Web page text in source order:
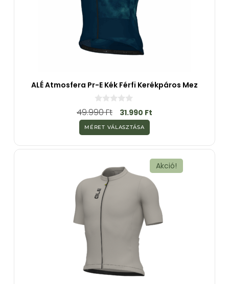
ALÉ Atmosfera Pr-E Kék Férfi Kerékpáros Mez
0
a
5
-
b
ő
49.990Ft 31.990 Ft
MÉRET VÁLASZTÁSA
Akció!